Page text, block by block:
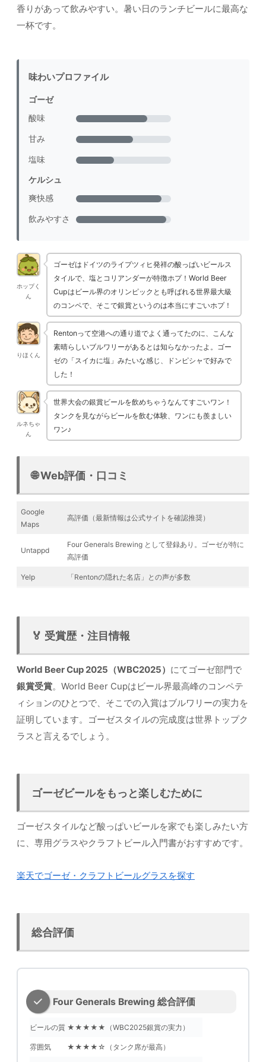
香りがあって飲みやすい。暑い日のランチビールに最高な
一杯です。
味わいプロファイル
ゴーゼ
酸味
甘み
塩味
ケルシュ
爽快感
飲みやすさ
ホップく
ん
ゴーゼはドイツのライプツィヒ発祥の酸っぱいビールス
タイルで、塩とコリアンダーが特徴ホプ！World Beer
Cupはビール界のオリンピックとも呼ばれる世界最大級
のコンペで、そこで銀賞というのは本当にすごいホプ！
りほくん
Rentonって空港への通り道でよく通ってたのに、こんな
素晴らしいブルワリーがあるとは知らなかったよ。ゴー
ゼの「スイカに塩」みたいな感じ、ドンピシャで好みで
した！
ルネちゃ
ん
世界大会の銀賞ビールを飲めちゃうなんてすごいワン！
タンクを見ながらビールを飲む体験、ワンにも羨ましい
ワン♪
🌐 Web評価・口コミ
Google
Maps
高評価（最新情報は公式サイトを確認推奨）
Untappd
Four Generals Brewing として登録あり。ゴーゼが特に
高評価
Yelp 「Rentonの隠れた名店」との声が多数
🏅 受賞歴・注目情報
World Beer Cup 2025（WBC2025） にてゴーゼ部門で
銀賞受賞。World Beer Cupはビール界最高峰のコンペテ
ィションのひとつで、そこでの入賞はブルワリーの実力を
証明しています。ゴーゼスタイルの完成度は世界トップク
ラスと言えるでしょう。
ゴーゼビールをもっと楽しむために
ゴーゼスタイルなど酸っぱいビールを家でも楽しみたい方
に、専用グラスやクラフトビール入門書がおすすめです。
楽天でゴーゼ・クラフトビールグラスを探す
総合評価
Four Generals Brewing 総合評価
ビールの質 ★★★★★（WBC2025銀賞の実力）
雰囲気 ★★★★☆（タンク席が最高）